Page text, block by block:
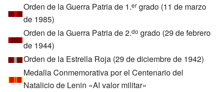
Orden de la Guerra Patria de 1.er grado (11 de marzo
de 1985)
Orden de la Guerra Patria de 2.do grado (29 de febrero
de 1944)
Orden de la Estrella Roja (29 de diciembre de 1942)
Medalla Conmemorativa por el Centenario del
Natalicio de Lenin «Al valor militar»